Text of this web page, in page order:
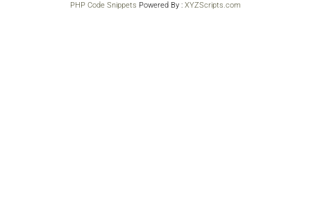
PHP Code Snippets Powered By : XYZScripts.com